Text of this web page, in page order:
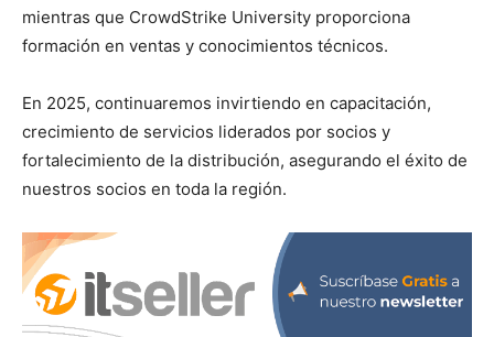
mientras que CrowdStrike University proporciona
formación en ventas y conocimientos técnicos.
En 2025, continuaremos invirtiendo en capacitación,
crecimiento de servicios liderados por socios y
fortalecimiento de la distribución, asegurando el éxito de
nuestros socios en toda la región.